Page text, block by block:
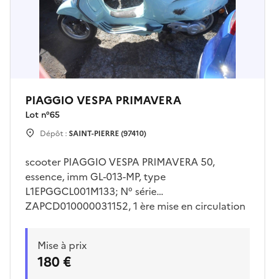
PIAGGIO VESPA PRIMAVERA
Lot n°65
Dépôt :SAINT-PIERRE (97410)
scooter PIAGGIO VESPA PRIMAVERA 50,
essence, imm GL-013-MP, type
L1EPGGCL001M133; N° série
ZAPCD010000031152, 1 ère mise en circulation
à 10h30 Enlèvement sur plateau à la charge de
l'acquéreur. Des frais de garde seront à régler à
Mise à prix
180 €